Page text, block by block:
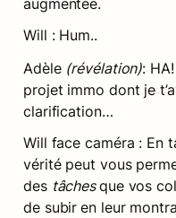
augmentée.
Will : Hum..
Adèle (révélation):
projet immo dont je
clarification…
Will face caméra : En
vérité peut vous
des tâches que vos
de subir en leur